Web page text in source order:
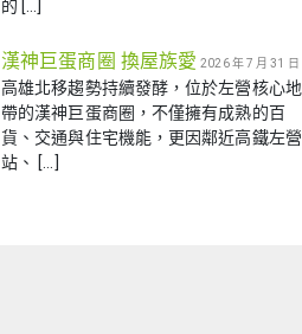
的 […]
漢神巨蛋商圈 換屋族愛 2026 年 7 月 31 日
高雄北移趨勢持續發酵，位於左營核心地
帶的漢神巨蛋商圈，不僅擁有成熟的百
貨、交通與住宅機能，更因鄰近高鐵左營
站、 […]